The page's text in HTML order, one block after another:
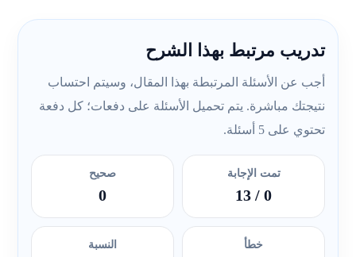
تدريب مرتبط بهذا الشرح
أجب عن الأسئلة المرتبطة بهذا المقال، وسيتم احتساب
نتيجتك مباشرة. يتم تحميل الأسئلة على دفعات؛ كل دفعة
تحتوي على 5 أسئلة.
تمت الإجابة
0
/ 13
صحيح
0
خطأ النسبة